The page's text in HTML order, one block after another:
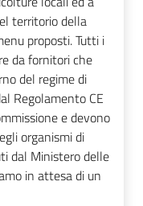
territorio della
proposti. Tutti i
da fornitori che
del regime di
Regolamento CE
e devono
organismi di
dal Ministero delle
in attesa di un